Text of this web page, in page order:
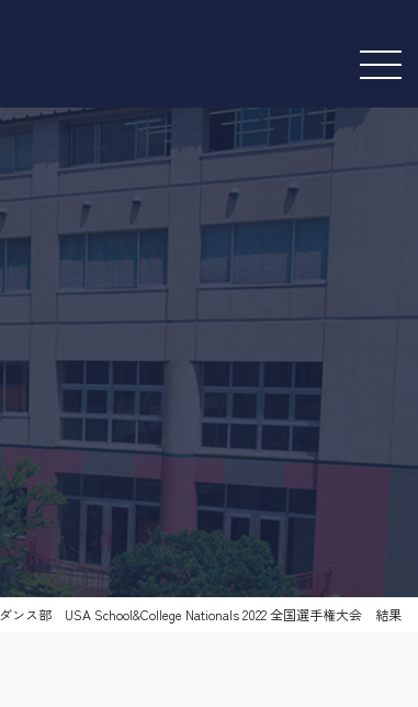
ダンス部 USA School&College Nationals 2022 全国選手権大会 結果